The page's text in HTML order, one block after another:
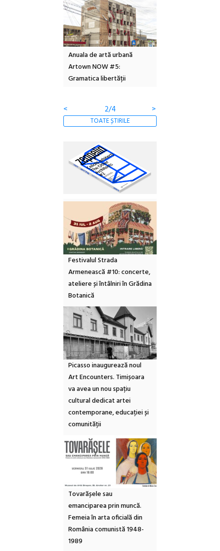
Anuala de artă urbană
Artown NOW #5:
Gramatica libertății
< 2/4 >
TOATE ȘTIRILE
Festivalul Strada
Armenească #10: concerte,
ateliere și întâlniri în Grădina
Botanică
Picasso inaugurează noul
Art Encounters. Timișoara
va avea un nou spațiu
cultural dedicat artei
contemporane, educației și
comunității
Tovarășele sau
emanciparea prin muncă.
Femeia în arta oficială din
România comunistă 1948-
1989